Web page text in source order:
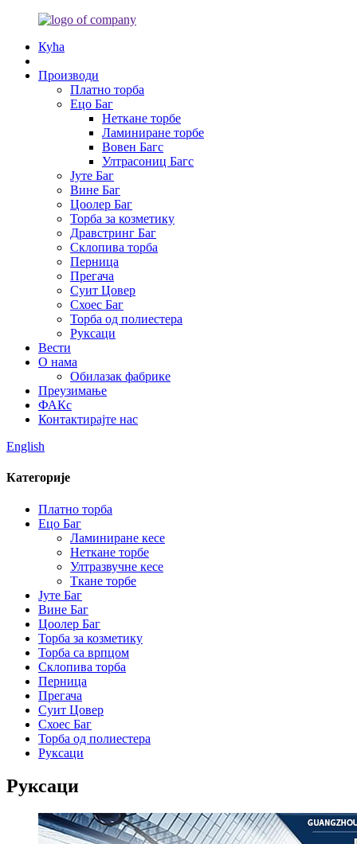
Кућа
Производи
Платно торба
Ецо Баг
Неткане торбе
Ламиниране торбе
Вовен Багс
Ултрасониц Багс
Јуте Баг
Вине Баг
Цоолер Баг
Торба за козметику
Дравстринг Баг
Склопива торба
Перница
Прегача
Суит Цовер
Схоес Баг
Торба од полиестера
Руксаци
Вести
О нама
Обилазак фабрике
Преузимање
ФАКс
Контактирајте нас
English
Категорије
Платно торба
Ецо Баг
Ламиниране кесе
Неткане торбе
Ултразвучне кесе
Ткане торбе
Јуте Баг
Вине Баг
Цоолер Баг
Торба за козметику
Торба са врпцом
Склопива торба
Перница
Прегача
Суит Цовер
Схоес Баг
Торба од полиестера
Руксаци
Руксаци